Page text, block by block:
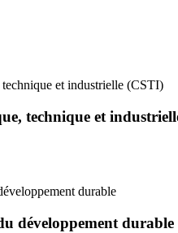
et industrielle (CSTI)
technique et
durable
développement durable